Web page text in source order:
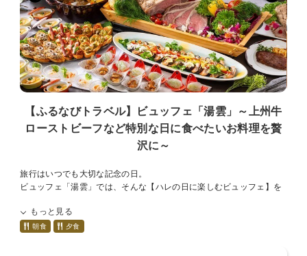
【ふるなびトラベル】ビュッフェ「湯雲」～上州牛
ローストビーフなど特別な日に食べたいお料理を贅
沢に～
旅行はいつでも大切な記念の日。
ビュッフェ「湯雲」では、そんな【ハレの日に楽しむビュッフェ】を
思い出に残るようなサービスとお食事をお届けいたします。
もっと見る
朝食 夕食